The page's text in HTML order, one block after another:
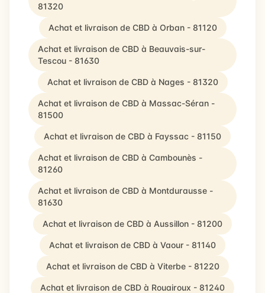
81320
Achat et livraison de CBD à Orban - 81120
Achat et livraison de CBD à Beauvais-sur-
Tescou - 81630
Achat et livraison de CBD à Nages - 81320
Achat et livraison de CBD à Massac-Séran -
81500
Achat et livraison de CBD à Fayssac - 81150
Achat et livraison de CBD à Cambounès -
81260
Achat et livraison de CBD à Montdurausse -
81630
Achat et livraison de CBD à Aussillon - 81200
Achat et livraison de CBD à Vaour - 81140
Achat et livraison de CBD à Viterbe - 81220
Achat et livraison de CBD à Rouairoux - 81240